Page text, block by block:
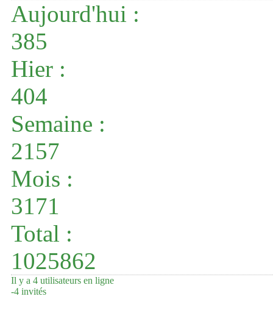
Aujourd'hui :
385
Hier :
404
Semaine :
2157
Mois :
3171
Total :
1025862
Il y a 4 utilisateurs en ligne
-4 invités